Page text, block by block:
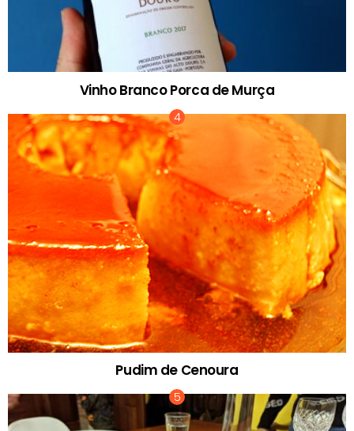
Vinho Branco Porca de Murça
Pudim de Cenoura